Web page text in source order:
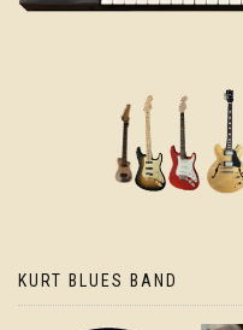
KURT BLUES BAND